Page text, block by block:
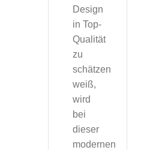
Design
in Top-
Qualität
zu
schätzen
weiß,
wird
bei
dieser
modernen